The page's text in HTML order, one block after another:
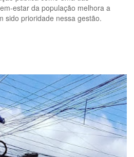
estar da população melhora a
sido prioridade nessa gestão.